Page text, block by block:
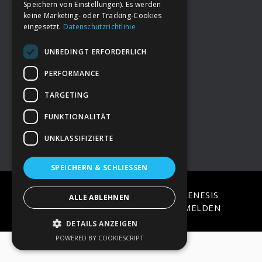
FooterDeine Spende
→ Impressum
→Kontakt zum PAO Team
COPYRIGHT © 2026 · ON
GENESIS
FRAMEWORK·WORDPRESS·ANMELDEN
Speichern von Einstellungen). Es werden
keine Marketing- oder Tracking-Cookies
eingesetzt. Datenschutzrichtlinie
UNBEDINGT ERFORDERLICH
PERFORMANCE
TARGETING
FUNKTIONALITÄT
UNKLASSIFIZIERTE
SPEICHERN & SCHLIESSEN
ALLE ABLEHNEN
DETAILS ANZEIGEN
POWERED BY COOKIESCRIPT